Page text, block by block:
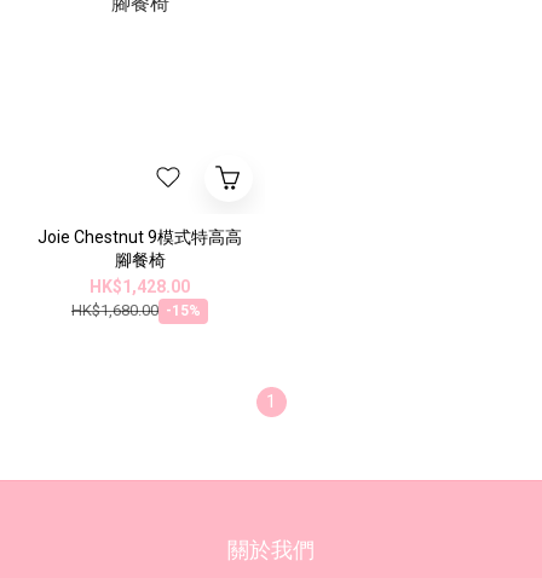
Joie Chestnut 9模式特高高
腳餐椅
HK$1,428.00
HK$1,680.00 -15%
1
關於我們